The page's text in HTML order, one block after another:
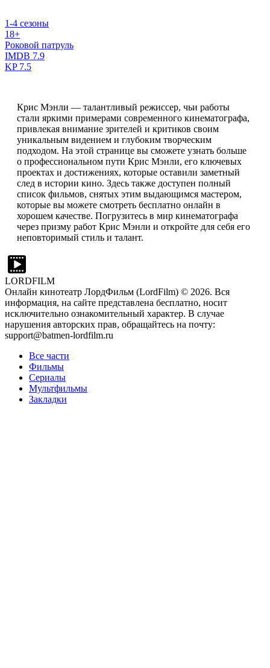
1-4 сезоны
18+
Роковой патруль
IMDB 7.9
KP7.5
Крис Мэнли — талантливый режиссер, чьи работы
стали яркими примерами современного кинематографа,
привлекая внимание зрителей и критиков своим
уникальным видением и глубоким творческим
подходом. На этой странице вы сможете узнать больше
о профессиональном пути Крис Мэнли, его ключевых
проектах и достижениях, которые оставили заметный
след в истории кино. Здесь также доступен полный
список фильмов, снятых этим выдающимся мастером,
которые вы можете смотреть бесплатно онлайн в
хорошем качестве. Погрузитесь в мир кинематографа
через призму работ Крис Мэнли и откройте для себя его
неповторимый стиль и талант.
LORDFILM
Онлайн кинотеатр ЛордФильм (LordFilm) © 2026. Вся
информация, на сайте представлена бесплатно, носит
исключительно ознакомительный характер. В случае
нарушения авторских прав, обращайтесь на почту:
support@batmen-lordfilm.ru
Все части
Фильмы
Сериалы
Мультфильмы
Закладки